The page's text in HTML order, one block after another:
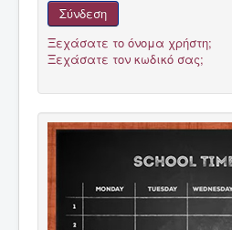
Σύνδεση
Ξεχάσατε το όνομα χρήστη;
Ξεχάσατε τον κωδικό σας;